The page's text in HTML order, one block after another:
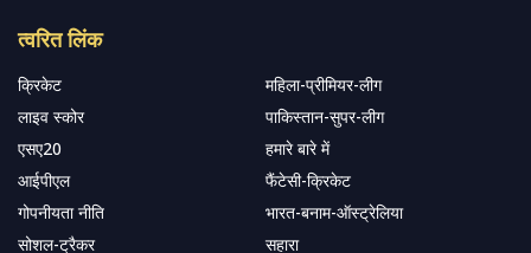
त्वरित लिंक
क्रिकेट
महिला-प्रीमियर-लीग
लाइव स्कोर
पाकिस्तान-सुपर-लीग
एसए20
हमारे बारे में
आईपीएल
फैंटेसी-क्रिकेट
गोपनीयता नीति
भारत-बनाम-ऑस्ट्रेलिया
सोशल-ट्रैकर
सहारा